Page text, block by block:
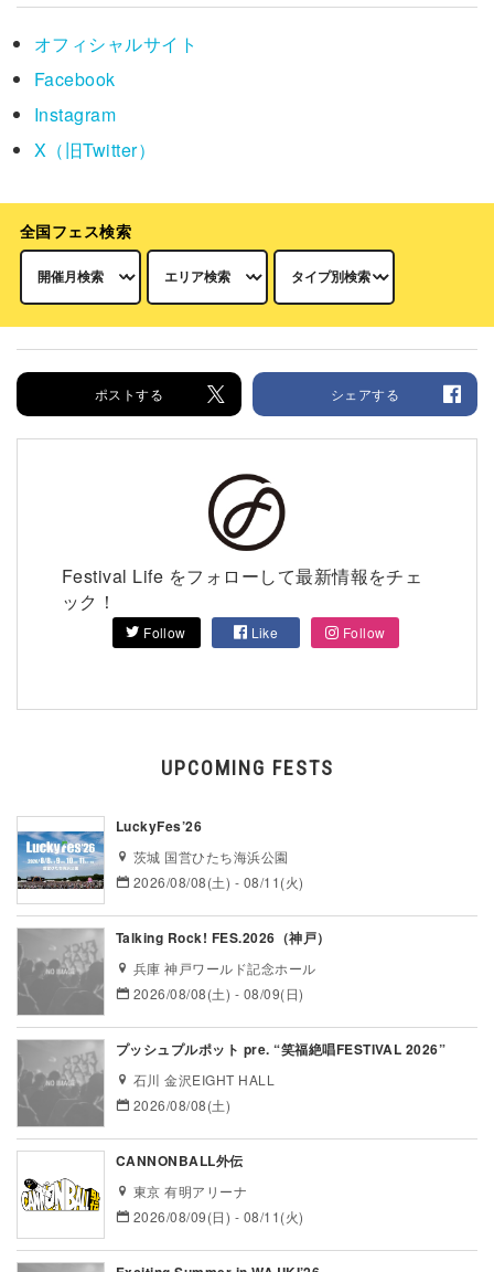
オフィシャルサイト
Facebook
Instagram
X（旧Twitter）
全国フェス検索
ポストする シェアする
Festival Life をフォローして最新情報をチェ
ック！
Follow Like Follow
UPCOMING FESTS
LuckyFes’26
茨城 国営ひたち海浜公園
2026/08/08(土) - 08/11(火)
Talking Rock! FES.2026（神戸）
兵庫 神戸ワールド記念ホール
2026/08/08(土) - 08/09(日)
プッシュプルポット pre. “笑福絶唱FESTIVAL 2026”
石川 金沢EIGHT HALL
2026/08/08(土)
CANNONBALL外伝
東京 有明アリーナ
2026/08/09(日) - 08/11(火)